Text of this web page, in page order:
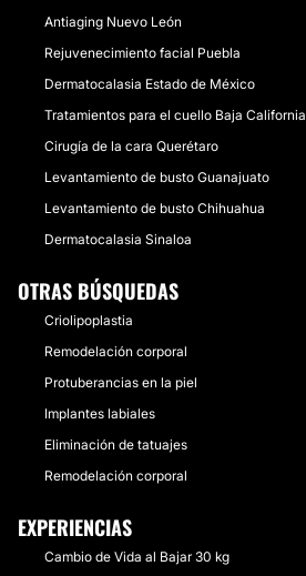
Antiaging Nuevo León
Rejuvenecimiento facial Puebla
Dermatocalasia Estado de México
Tratamientos para el cuello Baja California
Cirugía de la cara Querétaro
Levantamiento de busto Guanajuato
Levantamiento de busto Chihuahua
Dermatocalasia Sinaloa
OTRAS BÚSQUEDAS
Criolipoplastia
Remodelación corporal
Protuberancias en la piel
Implantes labiales
Eliminación de tatuajes
Remodelación corporal
EXPERIENCIAS
Cambio de Vida al Bajar 30 kg